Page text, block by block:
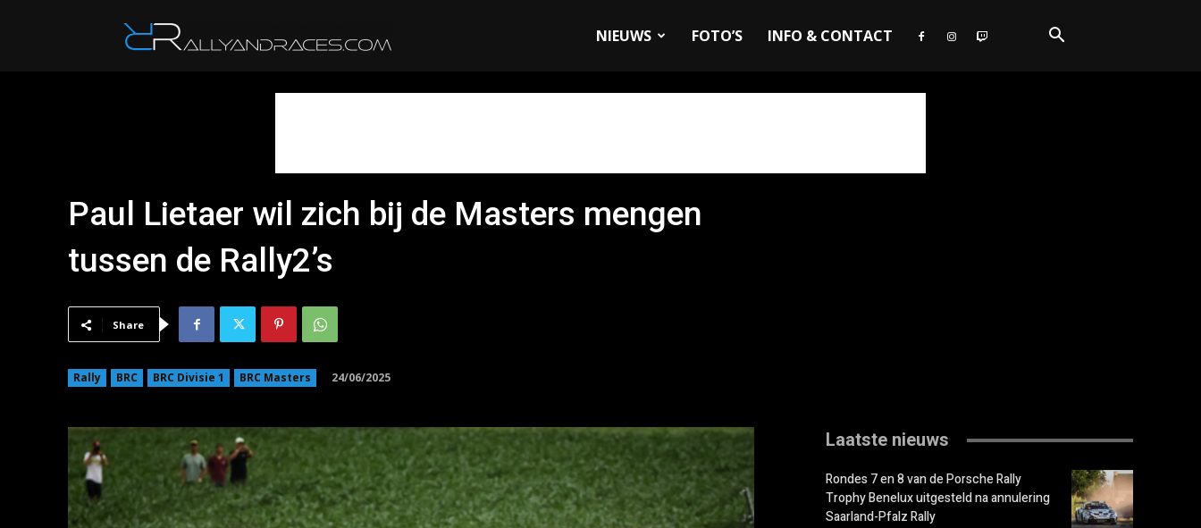
NIEUWS FOTO’S INFO & CONTACT
Paul Lietaer wil zich bij de Masters mengen
tussen de Rally2’s
Share
Rally BRC BRC Divisie 1 BRC Masters 24/06/2025
Laatste nieuws
Rondes 7 en 8 van de Porsche Rally
Trophy Benelux uitgesteld na annulering
Saarland-Pfalz Rally